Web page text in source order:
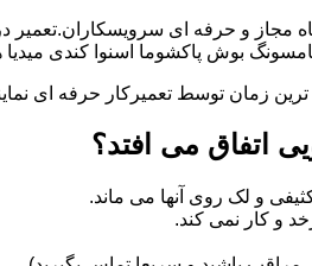
مجاز و حرفه ای
بوش پاکشوما اسنوا کندی
ترین زمان توسط تعمیرکار حرفه
اتفاق می افتد؟
و لک روی آنها می ماند.
و کار نمی کند.